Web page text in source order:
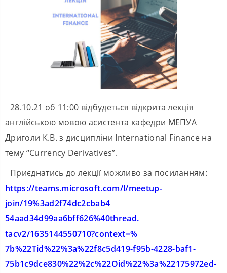
28.10.21 об 11:00 відбудеться відкрита лекція
англійською мовою асистента кафедри МЕПУА
Дриголи К.В. з дисципліни International Finance на
тему “Currency Derivatives”.
Приєднатись до лекції можливо за посиланням:
https://teams.microsoft.com/l/meetup-
join/19%3ad2f74dc2cbab4
54aad34d99aa6bff626%40thread.
tacv2/1635144550710?context=%
7b%22Tid%22%3a%22f8c5d419-f95b-4228-baf1-
75b1c9dce830%22%2c%22Oid%22%3a%22175972ed-